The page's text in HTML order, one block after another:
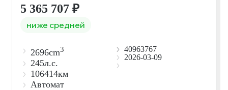
5 365 707 ₽
ниже средней
2696cm3
245л.с.
106414км
Автомат
40963767
2026-03-09